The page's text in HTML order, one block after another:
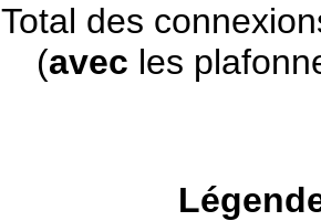
Total des
(avec les